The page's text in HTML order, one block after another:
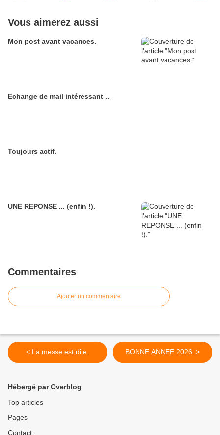
Vous aimerez aussi
Mon post avant vacances.
Echange de mail intéressant ...
Toujours actif.
UNE REPONSE ... (enfin !).
Commentaires
Ajouter un commentaire
< La messe est dite. BONNE ANNEE 2026. >
Hébergé par Overblog
Top articles
Pages
Contact